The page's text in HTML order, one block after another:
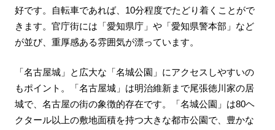
好です。自転車であれば、10分程度でたどり着くことがで
きます。官庁街には「愛知県庁」や「愛知県警本部」など
が並び、重厚感ある雰囲気が漂っています。
「名古屋城」と広大な「名城公園」にアクセスしやすいの
もポイント。「名古屋城」は明治維新まで尾張徳川家の居
城で、名古屋の街の象徴的存在です。「名城公園」は80ヘ
クタール以上の敷地面積を持つ大きな都市公園で、豊かな